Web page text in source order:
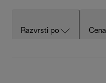
Razvrsti po Cena